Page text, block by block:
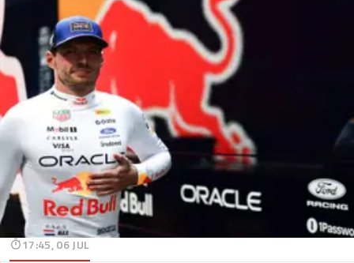
17:45, 06 JUL